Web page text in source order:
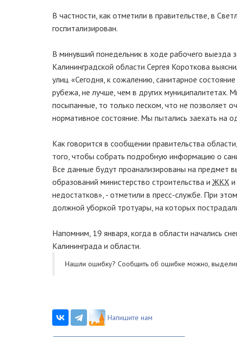
В частности, как отметили в правительстве, в
госпитализирован.
В минувший понедельник в ходе рабочего выезда
Калининградской области Сергея Короткова
улиц. «Сегодня, к сожалению, санитарное состояние
рубежа, не лучше, чем в других муниципалитетах.
посыпанные, то только песком, что не позволяет
нормативное состояние. Мы пытались заехать на
Как говорится в сообщении правительства
того, чтобы собрать подробную информацию о
Все данные будут проанализированы на предмет
образований министерство строительства и ЖКХ
недостатков», - отметили в пресс-службе. При
должной уборкой тротуары, на которых
Напомним, 19 января, когда в области начались
Калининграда и области.
Нашли ошибку? Cообщить об ошибке можно,
Напишите нам